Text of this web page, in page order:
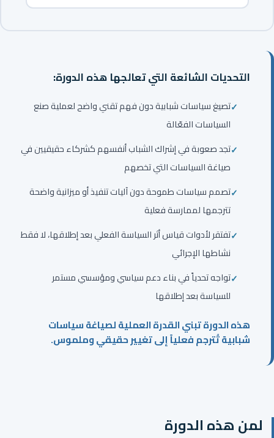
التحديات الشائعة التي تعالجها هذه الدورة:
تصيغ سياسات شبابية دون فهم تقني واضح لعملية صنع
السياسات الفعّالة
تجد صعوبة في إشراك الشباب أنفسهم كشركاء حقيقيين في
صياغة السياسات التي تخصهم
تصمم سياسات طموحة دون آليات تنفيذ أو ميزانية واضحة
تترجمها لممارسة فعلية
تفتقر لأدوات قياس أثر السياسة الفعلي بعد إطلاقها، لا فقط
نشاطها الإجرائي
تواجه تحدياً في بناء دعم سياسي ومؤسسي مستمر
للسياسة بعد إطلاقها
هذه الدورة تبني القدرة العملية لصياغة سياسات
شبابية تُترجم فعلياً إلى تغيير حقيقي وملموس.
لمن هذه الدورة